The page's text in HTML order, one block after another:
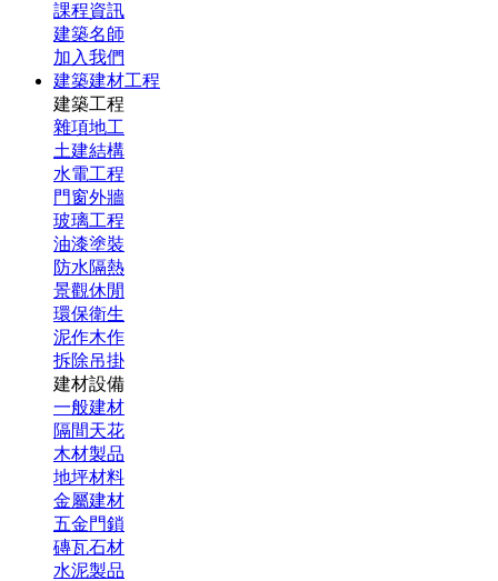
課程資訊
建築名師
加入我們
建築建材工程
建築工程
雜項地工
土建結構
水電工程
門窗外牆
玻璃工程
油漆塗裝
防水隔熱
景觀休閒
環保衛生
泥作木作
拆除吊掛
建材設備
一般建材
隔間天花
木材製品
地坪材料
金屬建材
五金門鎖
磚瓦石材
水泥製品